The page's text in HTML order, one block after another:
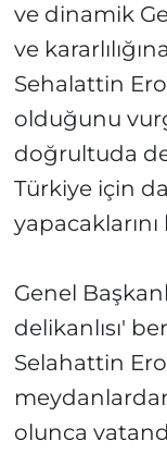
ve dinamik
ve
Sehalattin
olduğunu
doğrultuda
Türkiye için
Genel
delikanlısı'
Selahattin
olunca